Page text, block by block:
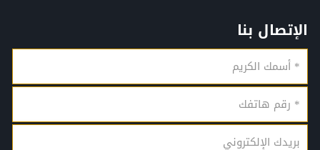
الإتصال بنا